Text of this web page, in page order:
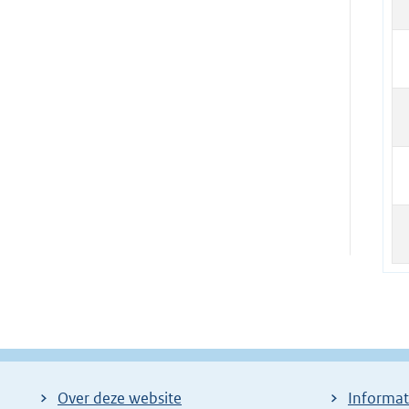
Over deze website